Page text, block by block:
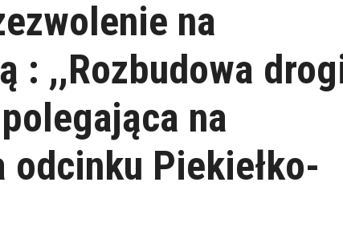
na
: ,,Rozbudowa
na
odcinku Piekiełko-